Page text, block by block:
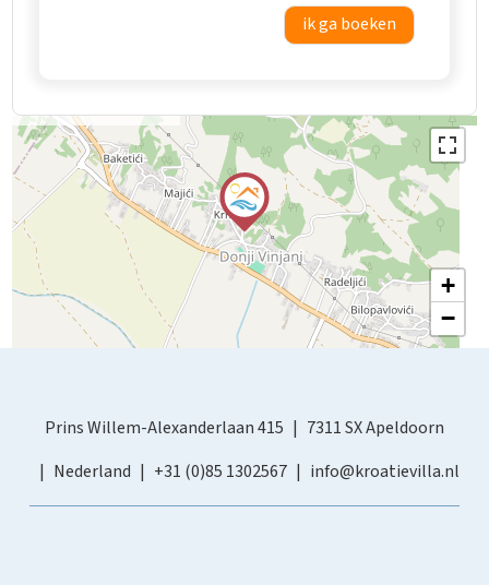
ik ga boeken
+
−
Prins Willem-Alexanderlaan 415
7311 SX Apeldoorn
Nederland
+31 (0)85 1302567 info@kroatievilla.nl